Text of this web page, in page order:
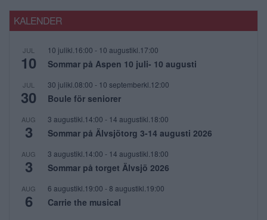
KALENDER
JUL
10
10 julikl.16:00 - 10 augustikl.17:00
Sommar på Aspen 10 juli- 10 augusti
JUL
30
30 julikl.08:00 - 10 septemberkl.12:00
Boule för seniorer
AUG
3
3 augustikl.14:00 - 14 augustikl.18:00
Sommar på Älvsjötorg 3-14 augusti 2026
AUG
3
3 augustikl.14:00 - 14 augustikl.18:00
Sommar på torget Älvsjö 2026
AUG
6
6 augustikl.19:00 - 8 augustikl.19:00
Carrie the musical